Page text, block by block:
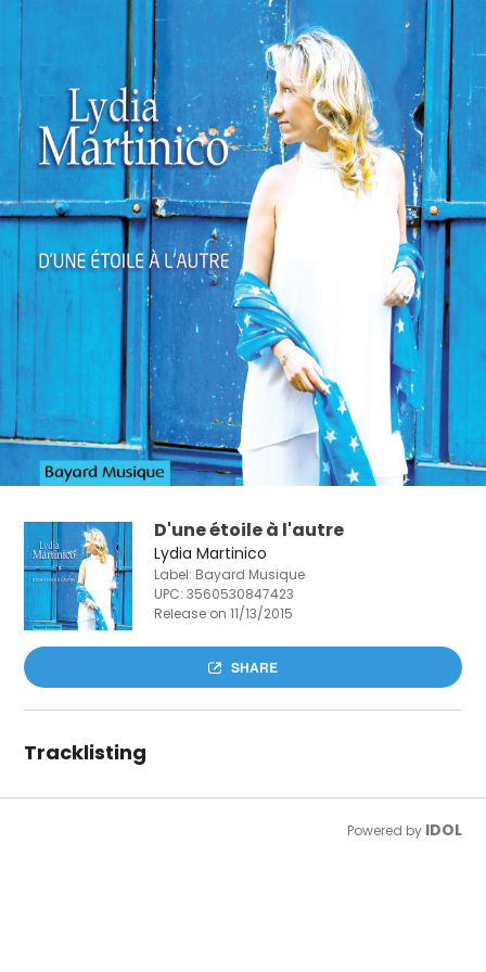
D'une étoile à l'autre
Lydia Martinico
Label: Bayard Musique
UPC:3560530847423
Release on 11/13/2015
SHARE
Tracklisting
Powered by IDOL